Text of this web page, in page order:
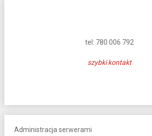
tel: 780 006 792
szybki kontakt
Administracja serwerami